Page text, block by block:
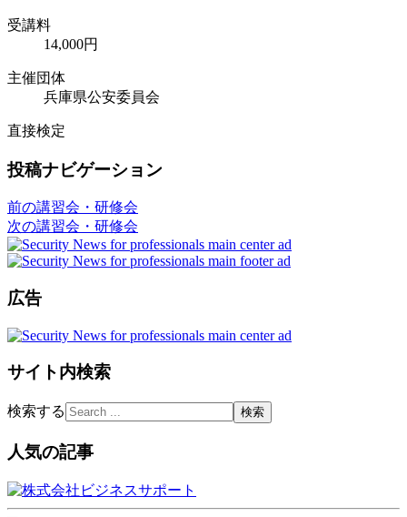
受講料
14,000円
主催団体
兵庫県公安委員会
直接検定
投稿ナビゲーション
前の講習会・研修会
次の講習会・研修会
広告
サイト内検索
検索する
人気の記事